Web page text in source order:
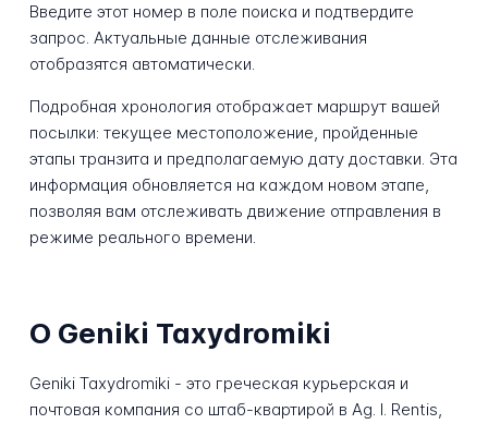
Введите этот номер в поле поиска и подтвердите
запрос. Актуальные данные отслеживания
отобразятся автоматически.
Подробная хронология отображает маршрут вашей
посылки: текущее местоположение, пройденные
этапы транзита и предполагаемую дату доставки. Эта
информация обновляется на каждом новом этапе,
позволяя вам отслеживать движение отправления в
режиме реального времени.
О Geniki Taxydromiki
Geniki Taxydromiki - это греческая курьерская и
почтовая компания со штаб-квартирой в Ag. I. Rentis,